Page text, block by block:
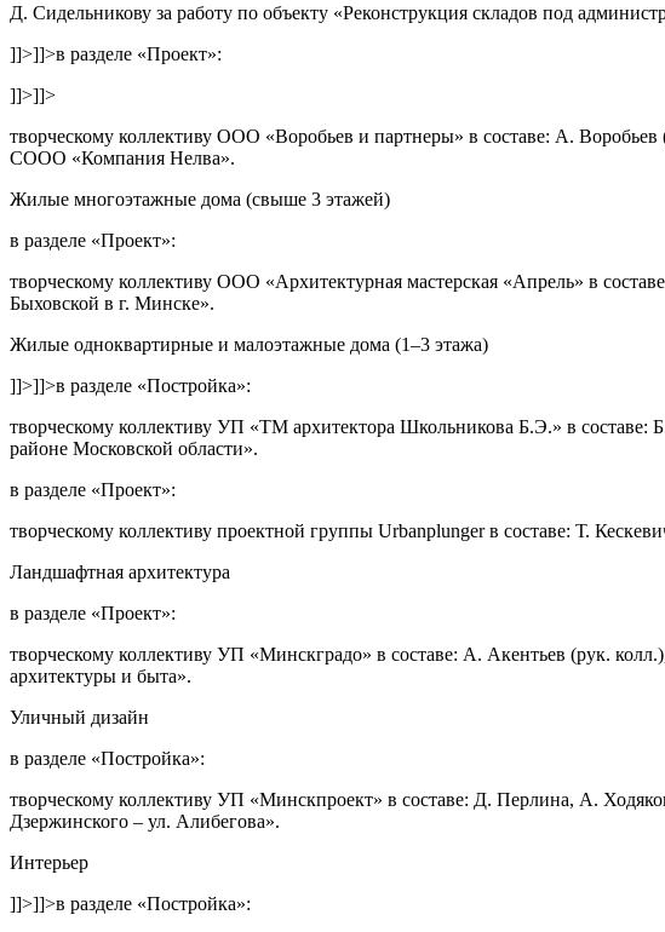
Д. Сидельникову за работу по объекту «Реконструкция складов под
]]>]]>в разделе «Проект»:
]]>]]>
творческому коллективу ООО «Воробьев и партнеры» в составе: А.
СООО «Компания Нелва».
Жилые многоэтажные дома (свыше 3 этажей)
в разделе «Проект»:
творческому коллективу ООО «Архитектурная мастерская «Апрель» в
Быховской в г. Минске».
Жилые одноквартирные и малоэтажные дома (1–3 этажа)
]]>]]>в разделе «Постройка»:
творческому коллективу УП «ТМ архитектора Школьникова Б.Э.» в
районе Московской области».
в разделе «Проект»:
творческому коллективу проектной группы Urbanplunger в составе: Т.
Ландшафтная архитектура
в разделе «Проект»:
творческому коллективу УП «Минскградо» в составе: А. Акентьев (рук.
архитектуры и быта».
Уличный дизайн
в разделе «Постройка»:
творческому коллективу УП «Минскпроект» в составе: Д. Перлина, А.
Дзержинского – ул. Алибегова».
Интерьер
]]>]]>в разделе «Постройка»: